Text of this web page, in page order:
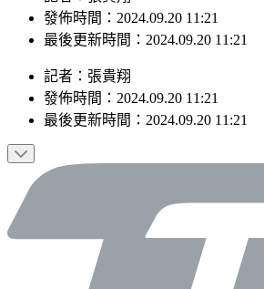
發佈時間：2024.09.20 11:21
最後更新時間：2024.09.20 11:21
記者 ： 張貴翔
發佈時間： 2024.09.20 11:21
最後更新時間： 2024.09.20 11:21